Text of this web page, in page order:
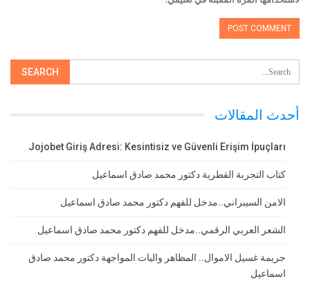
أحدث المقالات
Jojobet Giriş Adresi: Kesintisiz ve Güvenli Erişim İpuçları
كتاب التجربة القطرية دكتور محمد صادق اسماعيل
الامن السيبراني..مدخل للفهم دكتور محمد صادق اسماعيل
الشعر العربي الرقمي..مدخل للفهم دكتور محمد صادق اسماعيل
جريمة غسيل الاموال.. المظاهر واليات المواجهة دكتور محمد صادق
اسماعيل